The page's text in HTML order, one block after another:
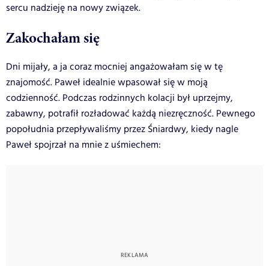
sercu nadzieję na nowy związek.
Zakochałam się
Dni mijały, a ja coraz mocniej angażowałam się w tę
znajomość. Paweł idealnie wpasował się w moją
codzienność. Podczas rodzinnych kolacji był uprzejmy,
zabawny, potrafił rozładować każdą niezręczność. Pewnego
popołudnia przepływaliśmy przez Śniardwy, kiedy nagle
Paweł spojrzał na mnie z uśmiechem: